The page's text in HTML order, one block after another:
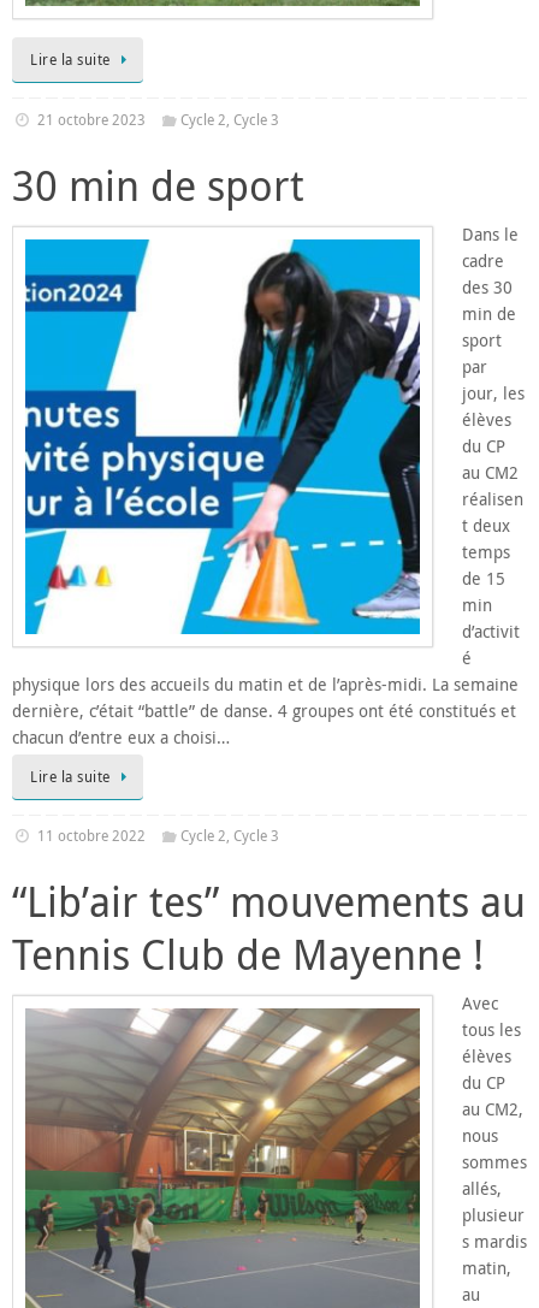
Lire la suite
21 octobre 2023 Cycle 2,Cycle 3
30 min de sport
Dans le
cadre
des 30
min de
sport
par
jour, les
élèves
du CP
au CM2
réalisen
t deux
temps
de 15
min
d’activit
é
physique lors des accueils du matin et de l’après-midi. La semaine
dernière, c’était “battle” de danse. 4 groupes ont été constitués et
chacun d’entre eux a choisi…
Lire la suite
11 octobre 2022 Cycle 2,Cycle 3
“Lib’air tes” mouvements au
Tennis Club de Mayenne !
Avec
tous les
élèves
du CP
au CM2,
nous
sommes
allés,
plusieur
s mardis
matin,
au